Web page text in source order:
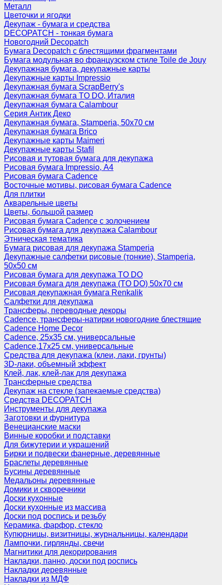
Металл
Цветочки и ягодки
Декупаж - бумага и средства
DECOPATCH - тонкая бумага
Новогодний Decopatch
Бумага Decopatch с блестящими фрагментами
Бумага модульная во французском стиле Toile de Jouy
Декупажная бумага, декупажные карты
Декупажные карты Impressio
Декупажная бумага ScrapBerry's
Декупажная бумага TO DO, Италия
Декупажная бумага Calambour
Серия Антик Деко
Декупажная бумага, Stamperia, 50х70 см
Декупажная бумага Brico
Декупажные карты Maimeri
Декупажные карты Stafil
Рисовая и тутовая бумага для декупажа
Рисовая бумага Impressio, А4
Рисовая бумага Cadence
Восточные мотивы, рисовая бумага Cadence
Для плитки
Акварельные цветы
Цветы, большой размер
Рисовая бумага Cadence c золочением
Рисовая бумага для декупажа Calambour
Этническая тематика
Бумага рисовая для декупажа Stamperia
Декупажные салфетки рисовые (тонкие), Stamperia,
50х50 см
Рисовая бумага для декупажа TO DO
Рисовая бумага для декупажа (TO DO) 50х70 см
Рисовая декупажная бумага Renkalik
Салфетки для декупажа
Трансферы, переводные декоры
Cadence, трансферы-натирки новогодние блестящие
Cadence Home Decor
Cadence, 25х35 см, универсальные
Cadence,17х25 см, универсальные
Средства для декупажа (клеи, лаки, грунты)
3D-лаки, объемный эффект
Клей, лак, клей-лак для декупажа
Трансферные средства
Декупаж на стекле (запекаемые средства)
Средства DECOPATCH
Инструменты для декупажа
Заготовки и фурнитура
Венецианские маски
Винные коробки и подставки
Для бижутерии и украшений
Бирки и подвески фанерные, деревянные
Браслеты деревянные
Бусины деревянные
Медальоны деревянные
Домики и скворечники
Доски кухонные
Доски кухонные из массива
Доски под роспись и резьбу
Керамика, фарфор, стекло
Купюрницы, визитницы, журнальницы, календари
Лампочки, гирлянды, свечи
Магнитики для декорирования
Накладки, панно, доски под роспись
Накладки деревянные
Накладки из МДФ